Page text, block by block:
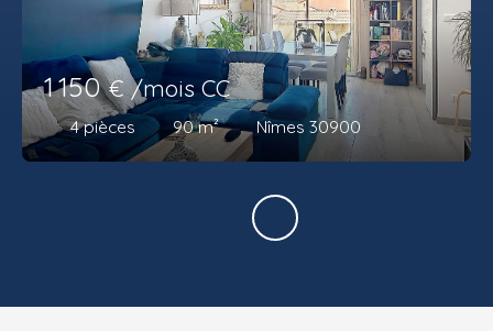
1 150€ /mois CC
4pièces 90m² Nîmes 30900